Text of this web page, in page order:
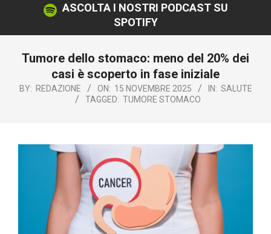
ASCOLTA I NOSTRI PODCAST SU
SPOTIFY
Tumore dello stomaco: meno del 20% dei
casi è scoperto in fase iniziale
BY: REDAZIONE ON: 15 NOVEMBRE 2025 IN: SALUTE
TAGGED: TUMORE STOMACO